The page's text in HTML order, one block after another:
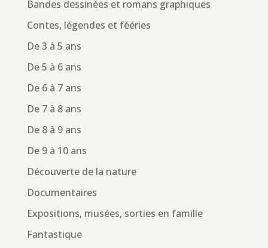
Bandes dessinées et romans graphiques
Contes, légendes et fééries
De 3 à 5 ans
De 5 à 6 ans
De 6 à 7 ans
De 7 à 8 ans
De 8 à 9 ans
De 9 à 10 ans
Découverte de la nature
Documentaires
Expositions, musées, sorties en famille
Fantastique